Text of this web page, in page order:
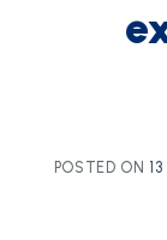
POSTED ON